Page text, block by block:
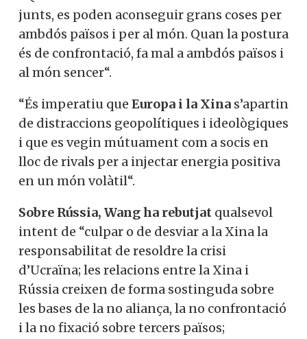
relacions entre els Estats Units,
potència hegemònica, i la Xina, potència
emergent, i la resta de problemes no són
més que derivades d’aquesta gran
Wangha fet tot un seguit de
declaracions, rebudes amb molt
interès, com les següents.
“Quanla Xina i els Estats Unitstreballen
junts, es poden aconseguir grans coses
per ambdós països i per al món. Quan la
postura és de confrontació, fa mal a
ambdós països i al món sencer“.
“És imperatiu queEuropa i la Xina